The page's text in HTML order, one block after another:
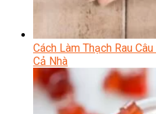
Cách Làm Thạch Rau
Cả Nhà